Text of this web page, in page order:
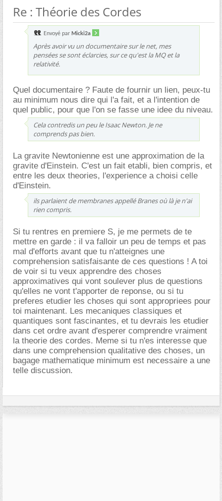
Re : Théorie des Cordes
Envoyé par Micki2a
Après avoir vu un documentaire sur le net, mes
pensées se sont éclarcies, sur ce qu'est la MQ et la
relativité.
Quel documentaire ? Faute de fournir un lien, peux-tu
au minimum nous dire qui l'a fait, et a l'intention de
quel public, pour que l'on se fasse une idee du niveau.
Cela contredis un peu le Isaac Newton. Je ne
comprends pas bien.
La gravite Newtonienne est une approximation de la
gravite d'Einstein. C'est un fait etabli, bien compris, et
entre les deux theories, l'experience a choisi celle
d'Einstein.
ils parlaient de membranes appellé Branes où là je n'ai
rien compris.
Si tu rentres en premiere S, je me permets de te
mettre en garde : il va falloir un peu de temps et pas
mal d'efforts avant que tu n'atteignes une
comprehension satisfaisante de ces questions ! A toi
de voir si tu veux apprendre des choses
approximatives qui vont soulever plus de questions
qu'elles ne vont t'apporter de reponse, ou si tu
preferes etudier les choses qui sont appropriees pour
toi maintenant. Les mecaniques classiques et
quantiques sont fascinantes, et tu devrais les etudier
dans cet ordre avant d'esperer comprendre vraiment
la theorie des cordes. Meme si tu n'es interesse que
dans une comprehension qualitative des choses, un
bagage mathematique minimum est necessaire a une
telle discussion.